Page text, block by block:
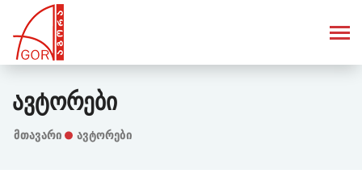
Ავტორები
Მთავარი ავტორები